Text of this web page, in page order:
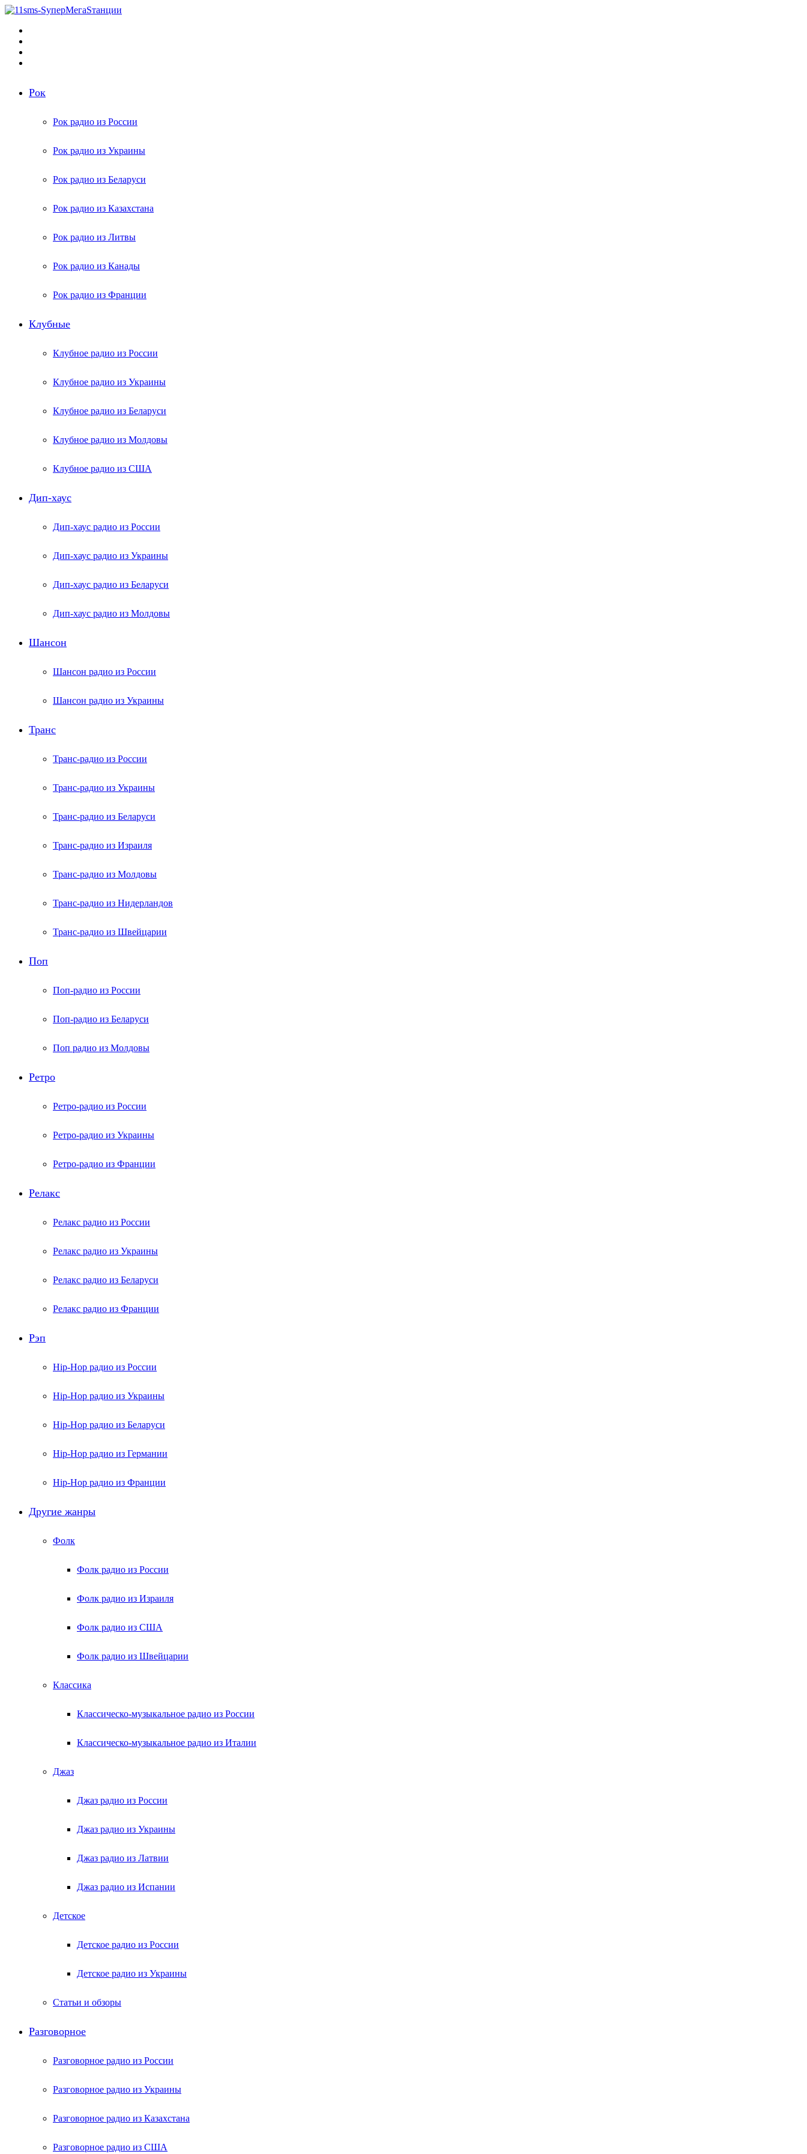
Рок
Рок радио из России
Рок радио из Украины
Рок радио из Беларуси
Рок радио из Казахстана
Рок радио из Литвы
Рок радио из Канады
Рок радио из Франции
Клубные
Клубное радио из России
Клубное радио из Украины
Клубное радио из Беларуси
Клубное радио из Молдовы
Клубное радио из США
Дип-хаус
Дип-хаус радио из России
Дип-хаус радио из Украины
Дип-хаус радио из Беларуси
Дип-хаус радио из Молдовы
Шансон
Шансон радио из России
Шансон радио из Украины
Транс
Транс-радио из России
Транс-радио из Украины
Транс-радио из Беларуси
Транс-радио из Израиля
Транс-радио из Молдовы
Транс-радио из Нидерландов
Транс-радио из Швейцарии
Поп
Поп-радио из России
Поп-радио из Беларуси
Поп радио из Молдовы
Ретро
Ретро-радио из России
Ретро-радио из Украины
Ретро-радио из Франции
Релакс
Релакс радио из России
Релакс радио из Украины
Релакс радио из Беларуси
Релакс радио из Франции
Рэп
Hip-Hop радио из России
Hip-Hop радио из Украины
Hip-Hop радио из Беларуси
Hip-Hop радио из Германии
Hip-Hop радио из Франции
Другие жанры
Фолк
Фолк радио из России
Фолк радио из Израиля
Фолк радио из США
Фолк радио из Швейцарии
Классика
Классическо-музыкальное радио из России
Классическо-музыкальное радио из Италии
Джаз
Джаз радио из России
Джаз радио из Украины
Джаз радио из Латвии
Джаз радио из Испании
Детское
Детское радио из России
Детское радио из Украины
Статьи и обзоры
Разговорное
Разговорное радио из России
Разговорное радио из Украины
Разговорное радио из Казахстана
Разговорное радио из США